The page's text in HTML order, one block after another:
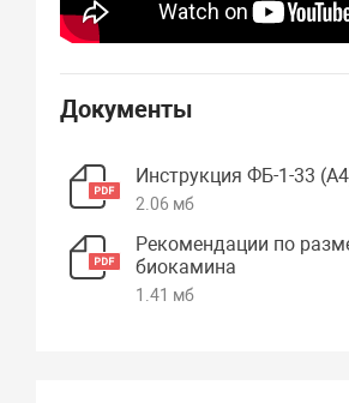
Документы
Инструкция ФБ-1-33
2.06 мб
Рекомендации по
биокамина
1.41 мб